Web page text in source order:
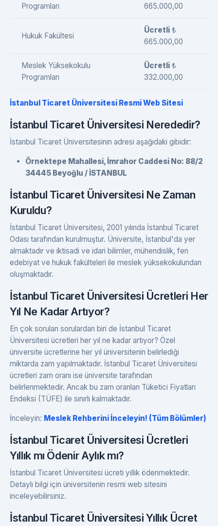
Programları 665.000,00
Hukuk Fakültesi
Ücretli ₺
665.000,00
Meslek Yüksekokulu
Programları
Ücretli ₺
332.000,00
İstanbul Ticaret Üniversitesi Resmi Web Sitesi
İstanbul Ticaret Üniversitesi Nerededir?
İstanbul Ticaret Üniversitesinin adresi aşağıdaki gibidir:
Örnektepe Mahallesi, İmrahor Caddesi No: 88/2
34445 Beyoğlu / İSTANBUL
İstanbul Ticaret Üniversitesi Ne Zaman
Kuruldu?
İstanbul Ticaret Üniversitesi, 2001 yılında İstanbul Ticaret
Odası tarafından kurulmuştur. Üniversite, İstanbul'da yer
almaktadır ve iktisadi ve idari bilimler, mühendislik, fen
edebiyat ve hukuk fakülteleri ile meslek yüksekokulundan
oluşmaktadır.
İstanbul Ticaret Üniversitesi Ücretleri Her
Yıl Ne Kadar Artıyor?
En çok sorulan sorulardan biri de İstanbul Ticaret
Üniversitesi ücretleri her yıl ne kadar artıyor? Özel
üniversite ücretlerine her yıl üniversitenin belirlediği
miktarda zam yapılmaktadır. İstanbul Ticaret Üniversitesi
ücretleri zam oranı ise üniversite tarafından
belirlenmektedir. Ancak bu zam oranları Tüketici Fiyatları
Endeksi (TÜFE) ile sınırlı kalmaktadır.
İnceleyin: Meslek Rehberini İnceleyin! (Tüm Bölümler)
İstanbul Ticaret Üniversitesi Ücretleri
Yıllık mı Ödenir Aylık mı?
İstanbul Ticaret Üniversitesi ücreti yıllık ödenmektedir.
Detaylı bilgi için üniversitenin resmi web sitesini
inceleyebilirsiniz.
İstanbul Ticaret Üniversitesi Yıllık Ücret